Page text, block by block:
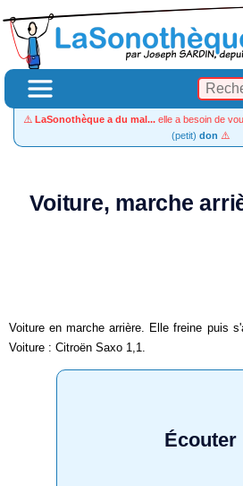
⚠️ LaSonothèque a du mal... elle a besoin de
(petit) don ⚠️
Voiture, marche
Voiture en marche arrière. Elle freine puis
Voiture : Citroën Saxo 1,1.
Écouter